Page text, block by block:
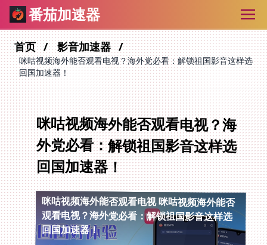
番茄加速器
首页 影音加速器
咪咕视频海外能否观看电视？海外党必看：解锁祖国影音这样选
回国加速器！
咪咕视频海外能否观看电视？海
外党必看：解锁祖国影音这样选
回国加速器！
咪咕视频海外能否观看电视咪咕视频海外能否
观看电视？海外党必看：解锁祖国影音这样选
回国加速器！